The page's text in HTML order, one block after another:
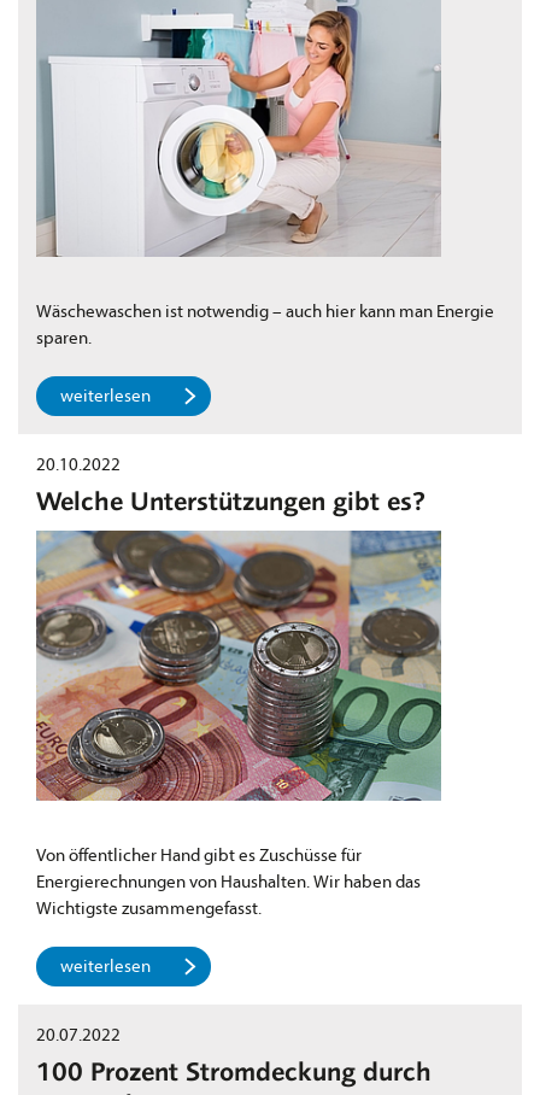
Wäschewaschen ist notwendig – auch hier kann man Energie
sparen.
weiterlesen
20.10.2022
Welche Unterstützungen gibt es?
Von öffentlicher Hand gibt es Zuschüsse für
Energierechnungen von Haushalten. Wir haben das
Wichtigste zusammengefasst.
weiterlesen
20.07.2022
100 Prozent Stromdeckung durch